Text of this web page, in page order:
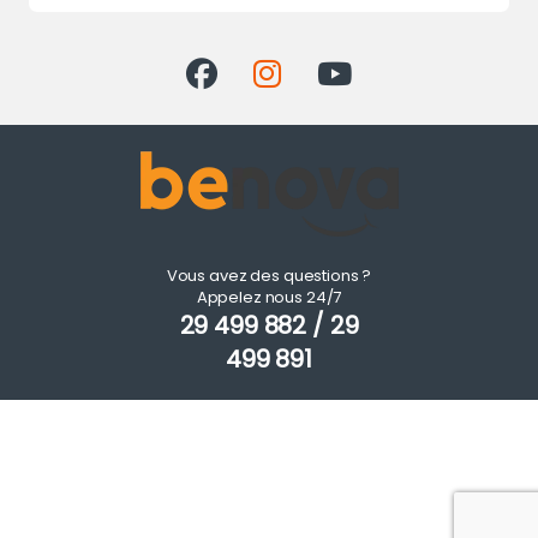
Vous avez des questions ?
Appelez nous 24/7
29 499 882 / 29
499 891